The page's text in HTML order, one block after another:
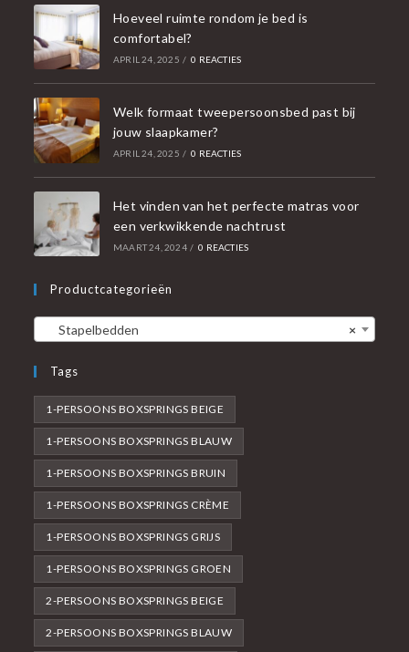
Hoeveel ruimte rondom je bed is
comfortabel?
APRIL 24, 2025 / 0 REACTIES
Welk formaat tweepersoonsbed past bij
jouw slaapkamer?
APRIL 24, 2025 / 0 REACTIES
Het vinden van het perfecte matras voor
een verkwikkende nachtrust
MAART 24, 2024 / 0 REACTIES
Productcategorieën
×
Stapelbedden
Tags
1-PERSOONS BOXSPRINGS BEIGE
1-PERSOONS BOXSPRINGS BLAUW
1-PERSOONS BOXSPRINGS BRUIN
1-PERSOONS BOXSPRINGS CRÈME
1-PERSOONS BOXSPRINGS GRIJS
1-PERSOONS BOXSPRINGS GROEN
2-PERSOONS BOXSPRINGS BEIGE
2-PERSOONS BOXSPRINGS BLAUW